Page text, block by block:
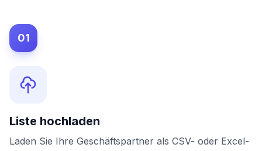
01
Liste hochladen
Laden Sie Ihre Geschäftspartner als CSV- oder Excel-